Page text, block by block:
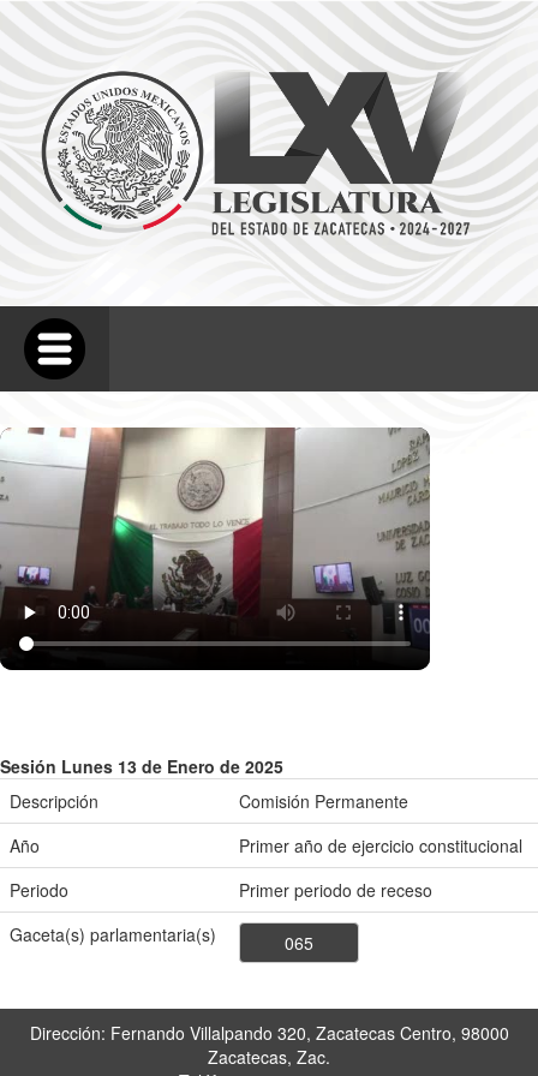
Sesión Lunes 13 de Enero de 2025
Descripción
Comisión Permanente
Año
Primer año de ejercicio constitucional
Periodo
Primer periodo de receso
Gaceta(s) parlamentaria(s)
065
Dirección: Fernando Villalpando 320, Zacatecas Centro, 98000
Zacatecas, Zac.